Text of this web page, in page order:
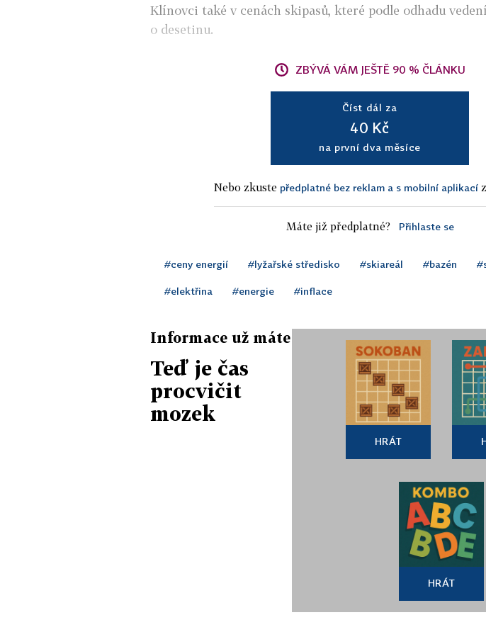
Klínovci také v cenách skipasů, které podle odhadu
o desetinu.
ZBÝVÁ VÁM JEŠTĚ 90 % ČLÁNKU
Číst dál za
40 Kč
na první dva měsíce
Nebo zkuste předplatné bez reklam a s mobilní aplikací
Máte již předplatné? Přihlaste se
#ceny energií #lyžařské středisko #skiareál #bazén
#elektřina #energie #inflace
Informace už máte
Teď je čas
procvičit
mozek
HRÁT
HRÁT